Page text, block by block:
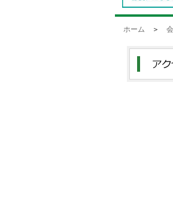
ホーム ＞